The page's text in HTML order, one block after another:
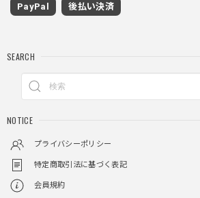
着心地もいいしカジュアル味が出ていい
しっかりと重さがあるので安っぽくなく
リティ
PayPal 後払い決済
SEARCH
NOTICE
プライバシーポリシー
特定商取引法に基づく表記
会員規約